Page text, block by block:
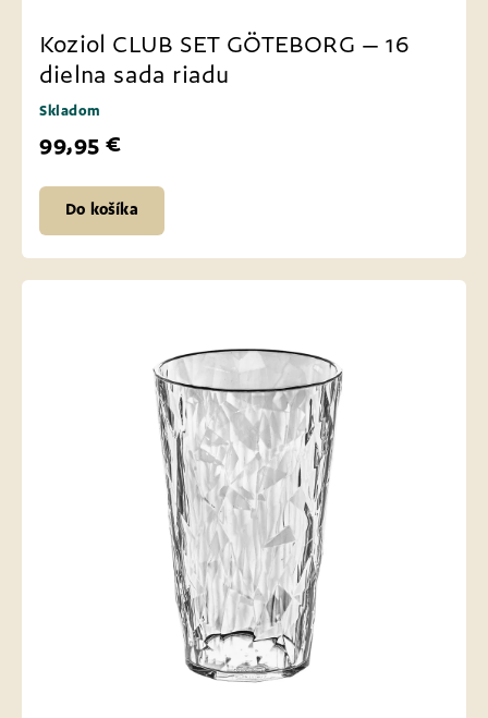
Koziol CLUB SET GÖTEBORG – 16
dielna sada riadu
Skladom
99,95 €
Do košíka